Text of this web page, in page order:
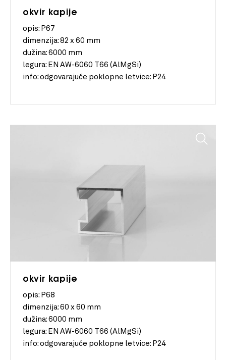
okvir kapije
opis: P67
dimenzija: 82 x 60 mm
dužina: 6000 mm
legura: EN AW-6060 T66 (AlMgSi)
info: odgovarajuće poklopne letvice: P24
okvir kapije
opis: P68
dimenzija: 60 x 60 mm
dužina: 6000 mm
legura: EN AW-6060 T66 (AlMgSi)
info: odgovarajuće poklopne letvice: P24